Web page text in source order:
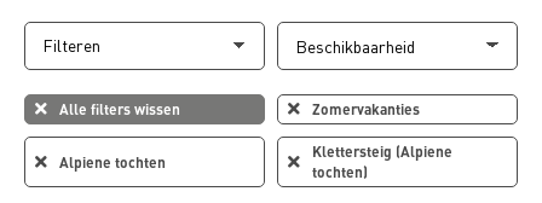
Filteren
Alle filters wissen Zomervakanties
Alpiene tochten
Klettersteig (Alpiene
tochten)